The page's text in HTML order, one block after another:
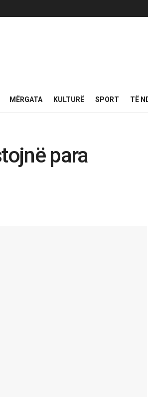
MËRGATA KULTURË SPORT TË
para